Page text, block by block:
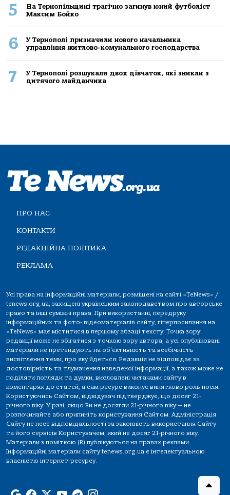
5
На Тернопільщині трагічно загинув юний футболіст
Максим Бойко
6
У Тернополі призначили нового начальника
управління житлово-комунального господарства
7
У Тернополі розшукали двох дівчаток, які зникли з
дитячого майданчика
ПРО НАС
КОНТАКТИ
РЕДАКЦІЙНА ПОЛІТИКА
РЕКЛАМА
Усі права на інформаційні матеріали, розміщені на сайті «TeNews» /
tenews.org.ua, захищені українським законодавством про авторське
право та інші суміжні права. При використанні, передруку
інформаційних та фото-,відеоматеріалів сайту, гіперпосилання на
«TeNews» має міститися в першому абзаці тексту. Точка зору
редакції може не збігатися з точкою зору автора, а усі опубліковані
матеріали не претендують на об'єктивність та всебічність
висвітлення теми, про яку йдеться. Редакція не відповідає за
достовірність та тлумачення наведеної інформації, а також може не
поділяти погляди та думки, висловлені читачами сайту в
коментарях до статей, а сам ресурс виконує винятково роль носія.
Користуючись Сайтом, відвідувач підтверджує, що досяг 21-
річного віку. У разі, якщо Ви не досягли 21-річного віку — не
розпочинайте або припиніть користування Сайтом. Адміністрація
Сайту не несе відповідальності за законність використання Сайту
та його сервісів Користувачем, який не досяг 21-річного віку.
Матеріали з поміткою (R) публікуються на правах реклами.
Інформаційні матеріали сайту tenews.org.ua є інтелектуальною
власністю інтернет-ресурсу.